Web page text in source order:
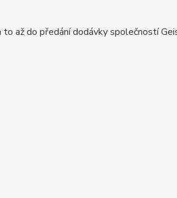
to až do předání dodávky společností